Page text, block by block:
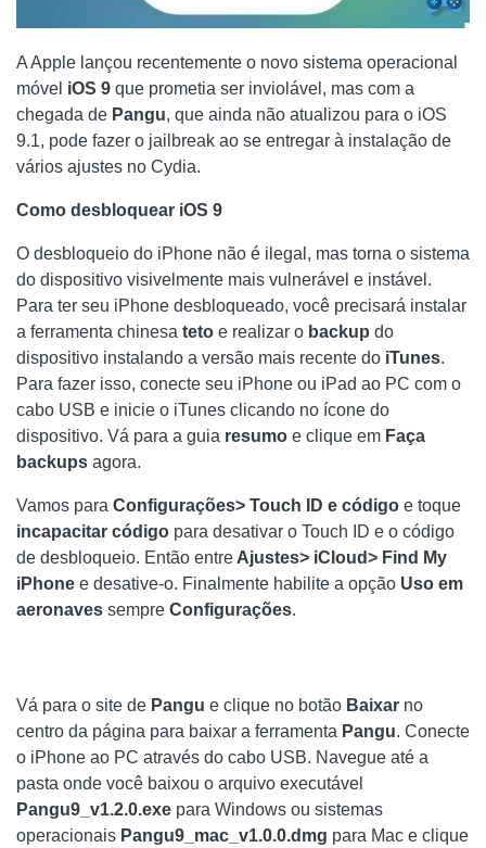
A Apple lançou recentemente o novo sistema operacional
móvel iOS 9 que prometia ser inviolável, mas com a
chegada de Pangu, que ainda não atualizou para o iOS
9.1, pode fazer o jailbreak ao se entregar à instalação de
vários ajustes no Cydia.
Como desbloquear iOS 9
O desbloqueio do iPhone não é ilegal, mas torna o sistema
do dispositivo visivelmente mais vulnerável e instável.
Para ter seu iPhone desbloqueado, você precisará instalar
a ferramenta chinesa teto e realizar o backup do
dispositivo instalando a versão mais recente do iTunes.
Para fazer isso, conecte seu iPhone ou iPad ao PC com o
cabo USB e inicie o iTunes clicando no ícone do
dispositivo. Vá para a guia resumo e clique em Faça
backups agora.
Vamos para Configurações> Touch ID e código e toque
incapacitar código para desativar o Touch ID e o código
de desbloqueio. Então entre Ajustes> iCloud> Find My
iPhone e desative-o. Finalmente habilite a opção Uso em
aeronaves sempre Configurações.
Vá para o site de Pangu e clique no botão Baixar no
centro da página para baixar a ferramenta Pangu. Conecte
o iPhone ao PC através do cabo USB. Navegue até a
pasta onde você baixou o arquivo executável
Pangu9_v1.2.0.exe para Windows ou sistemas
operacionais Pangu9_mac_v1.0.0.dmg para Mac e clique